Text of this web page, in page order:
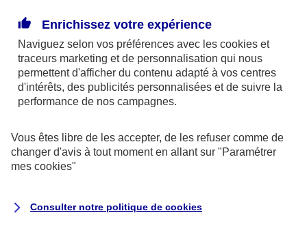
246 et n°13 005 764 (consultable
surwww.orias.fr)
AXA Assistance France Assurances,
S.A au capital de 51 429 430,40 €,
Siège social :
8-10, rue Paul Vaillant Couturier
Enrichissez votre expérience
Naviguez selon vos préférences avec les cookies et
traceurs marketing et de personnalisation qui nous
permettent d'afficher du contenu adapté à vos centres
d'intérêts, des publicités personnalisées et de suivre la
performance de nos campagnes.
Vous êtes libre de les accepter, de les refuser comme de
changer d'avis à tout moment en allant sur "Paramétrer
mes cookies"
Consulter notre politique de cookies